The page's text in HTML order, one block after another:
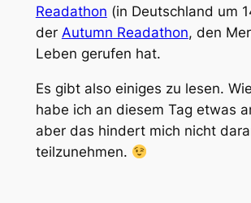
Readathon (in Deutschland um
der Autumn Readathon, den
Leben gerufen hat.
Es gibt also einiges zu lesen.
habe ich an diesem Tag etwas
aber das hindert mich nicht
teilzunehmen.